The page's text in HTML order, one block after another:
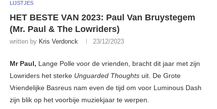
LIJSTJES
HET BESTE VAN 2023: Paul Van Bruystegem
(Mr. Paul & The Lowriders)
written by Kris Verdonck 23/12/2023
Mr Paul, Lange Polle voor de vrienden, bracht dit jaar met zijn
Lowriders het sterke Unguarded Thoughts uit. De Grote
Vriendelijke Basreus nam even de tijd om voor Luminous Dash
zijn blik op het voorbije muziekjaar te werpen.